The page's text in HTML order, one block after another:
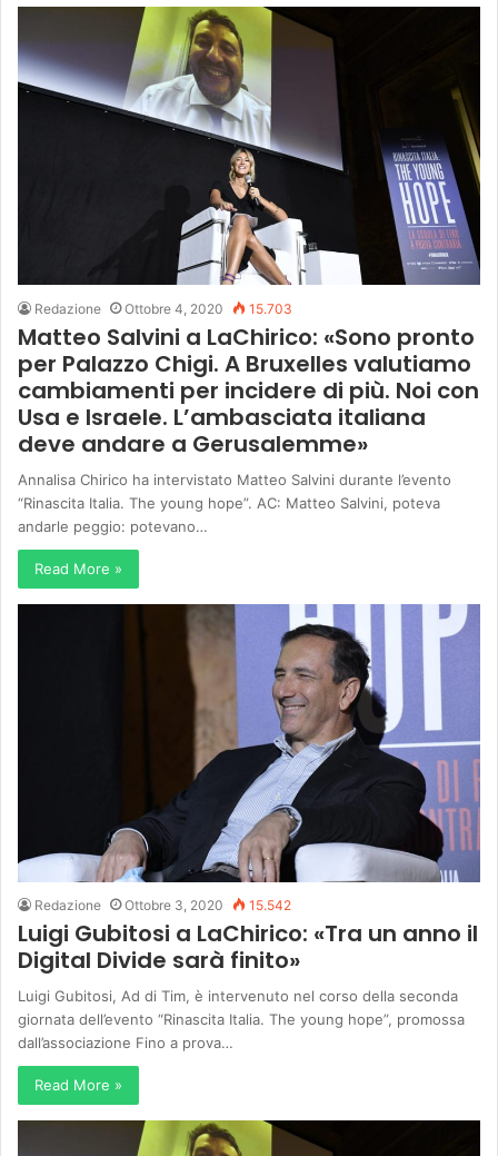
Redazione Ottobre 4, 2020 15.703
Matteo Salvini a LaChirico: «Sono pronto
per Palazzo Chigi. A Bruxelles valutiamo
cambiamenti per incidere di più. Noi con
Usa e Israele. L’ambasciata italiana
deve andare a Gerusalemme»
Annalisa Chirico ha intervistato Matteo Salvini durante l’evento
“Rinascita Italia. The young hope”. AC: Matteo Salvini, poteva
andarle peggio: potevano…
Read More »
Redazione Ottobre 3, 2020 15.542
Luigi Gubitosi a LaChirico: «Tra un anno il
Digital Divide sarà finito»
Luigi Gubitosi, Ad di Tim, è intervenuto nel corso della seconda
giornata dell’evento “Rinascita Italia. The young hope”, promossa
dall’associazione Fino a prova…
Read More »